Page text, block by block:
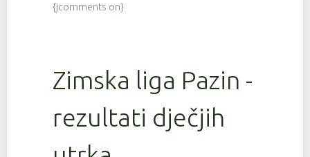
{jcomments on}
Zimska liga Pazin -
rezultati dječjih